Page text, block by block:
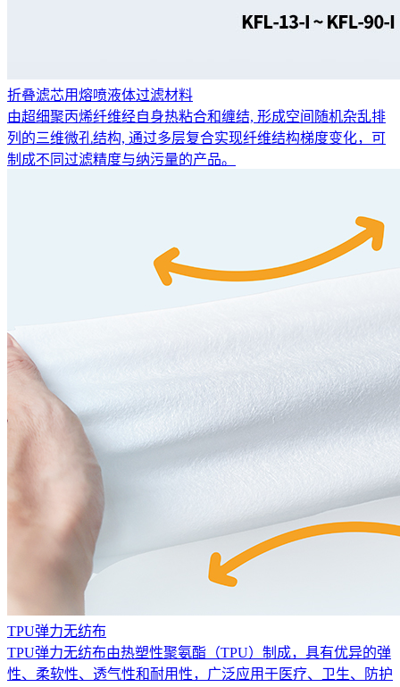
折叠滤芯用熔喷液体过滤材料
由超细聚丙烯纤维经自身热粘合和缠结, 形成空间随机杂乱排
列的三维微孔结构, 通过多层复合实现纤维结构梯度变化，可
制成不同过滤精度与纳污量的产品。
TPU弹力无纺布
TPU弹力无纺布由热塑性聚氨酯（TPU）制成，具有优异的弹
性、柔软性、透气性和耐用性，广泛应用于医疗、卫生、防护